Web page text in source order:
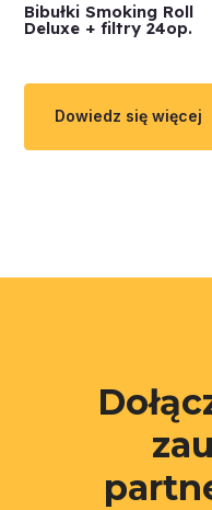
Bibułki Smoking Roll
Deluxe + filtry 24op.
Dowiedz się więcej